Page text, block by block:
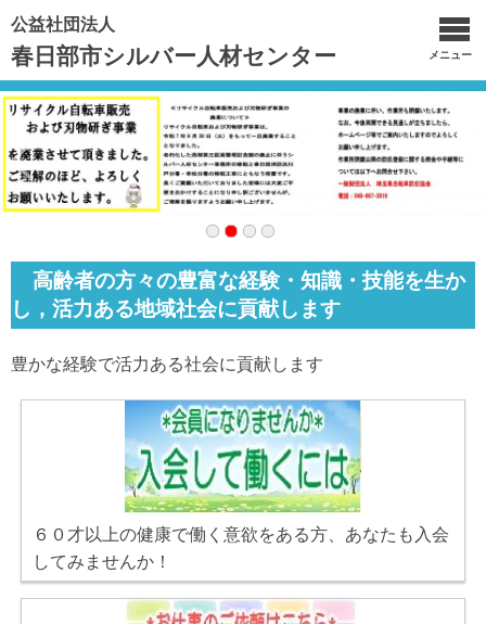
公益社団法人
春日部市シルバー人材センター メニュー
高齢者の方々の豊富な経験・知識・技能を生か
し，活力ある地域社会に貢献します
豊かな経験で活力ある社会に貢献します
６０才以上の健康で働く意欲をある方、あなたも入会
してみませんか！